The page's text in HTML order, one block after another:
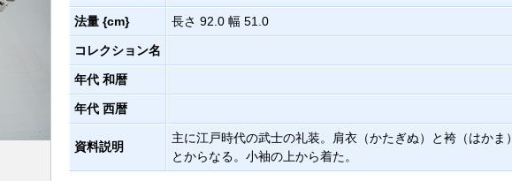
法量 {cm} 長さ 92.0 幅 51.0
コレクション名
年代 和暦
年代 西暦
資料説明
主に江戸時代の武士の礼装。肩衣（かたぎぬ）と袴（はかま）
とからなる。小袖の上から着た。